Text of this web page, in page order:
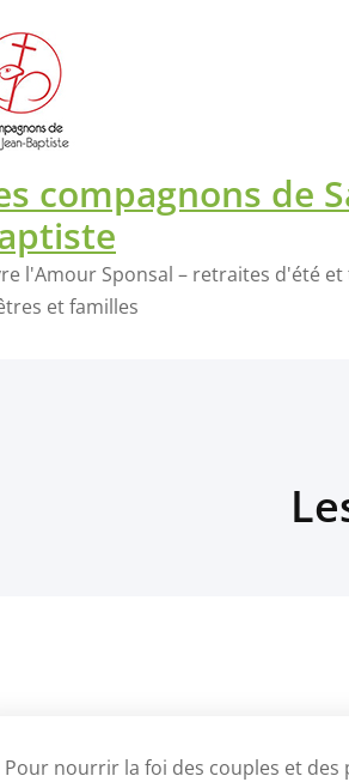
compagnons de
l'Amour Sponsal – retraites d'été
et familles
Pour nourrir la foi des couples et
aux retraites d'été en 2026